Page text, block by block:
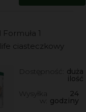
1
ciasteczkowy
Dostępność: duża
ilość
Wysyłka
w:
24
godziny